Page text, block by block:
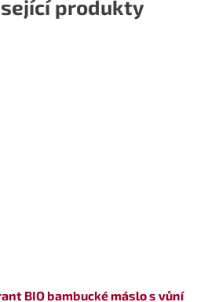
produkty
BIO bambucké máslo s vůní